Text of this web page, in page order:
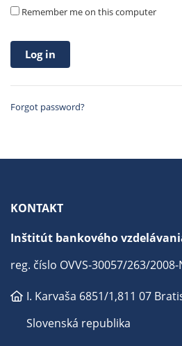
Remember me on this computer
Forgot password?
KONTAKT
Inštitút bankového
reg. číslo OVVS-30057/263/2008-
I. Karvaša 6851/1,811 07
Slovenská republika